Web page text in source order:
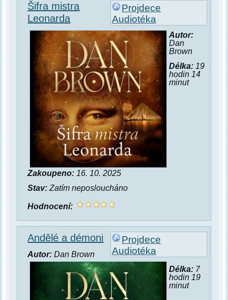
Projdece
Audiotéka
Šifra mistra
Leonarda
Autor:
Dan
Brown
Délka:19
hodin 14
minut
Zakoupeno: 16. 10. 2025
Stav:Zatím neposloucháno
Hodnocení:
Projdece
Audiotéka
Andělé a démoni
Autor: Dan Brown
Délka:7
hodin 19
minut